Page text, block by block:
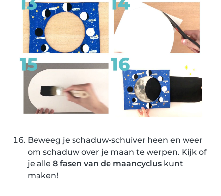
Beweeg je schaduw-schuiver heen en weer
om schaduw over je maan te werpen. Kijk of
je alle 8 fasen van de maancyclus kunt
maken!